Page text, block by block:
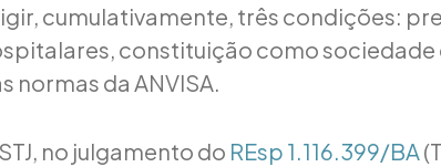
cumulativamente, três condições:
constituição como
normas da ANVISA.
no julgamento do REsp 1.116.399/BA